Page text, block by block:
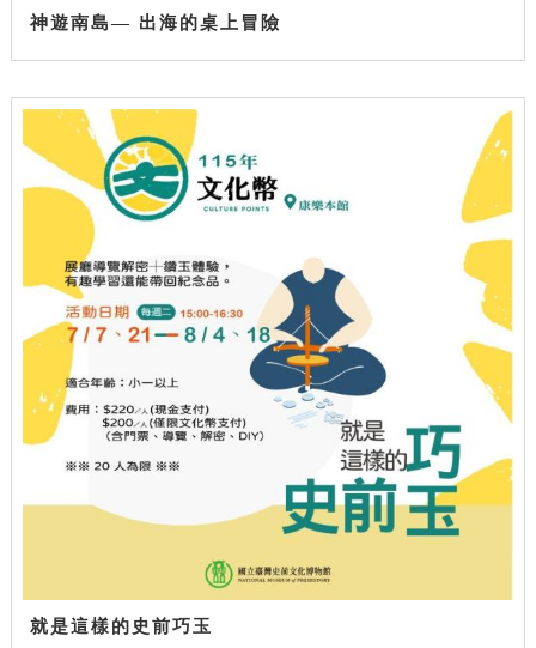
神遊南島— 出海的桌上冒險
就是這樣的史前巧玉